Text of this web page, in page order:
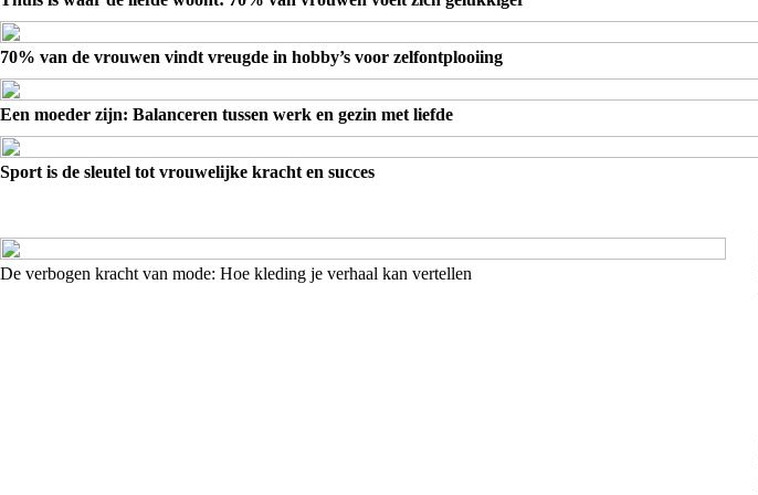
70% van de vrouwen vindt vreugde in hobby’s voor zelfontplooiing
Een moeder zijn: Balanceren tussen werk en gezin met liefde
Sport is de sleutel tot vrouwelijke kracht en succes
De verbogen kracht van mode: Hoe kleding je verhaal kan vertellen